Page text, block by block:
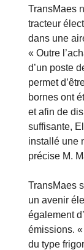
TransMaes
tracteur
dans une
« Outre
d’un poste
permet
bornes ont
et afin de
suffisante,
installé une
précise M.
TransMaes
un avenir
également
émissions.
du type